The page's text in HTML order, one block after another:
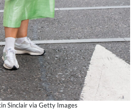
Sinclair via Getty Images